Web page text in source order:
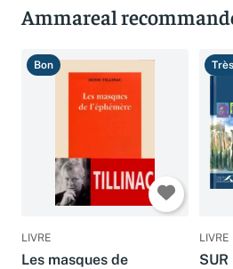
Ammareal
Bon
LIVRE
Les masques de
LIVRE
SUR